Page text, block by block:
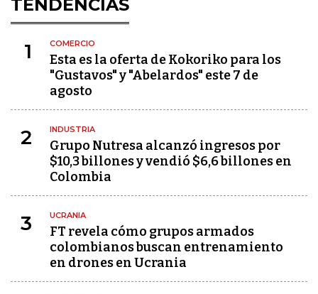
TENDENCIAS
1 COMERCIO
Esta es la oferta de Kokoriko para los
"Gustavos" y "Abelardos" este 7 de
agosto
2 INDUSTRIA
Grupo Nutresa alcanzó ingresos por
$10,3 billones y vendió $6,6 billones en
Colombia
3 UCRANIA
FT revela cómo grupos armados
colombianos buscan entrenamiento
en drones en Ucrania